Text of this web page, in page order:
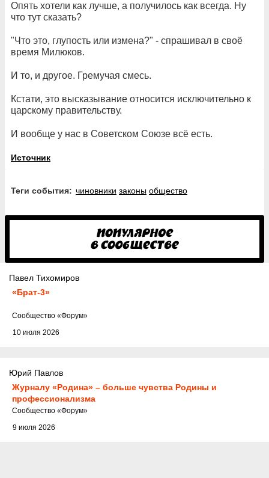
Опять хотели как лучше, а получилось как всегда. Ну
что тут сказать?
"Что это, глупость или измена?" - спрашивал в своё
время Милюков.
И то, и другое. Гремучая смесь.
Кстати, это высказывание относится исключительно к
царскому правительству.
И вообще у нас в Советском Союзе всё есть.
Источник
Теги события: чиновники законы общество
Павел Тихомиров
«Брат-3»
10 июля 2026
Cообщество «Форум»
Юрий Павлов
Журналу «Родина» – больше чувства Родины и
профессионализма
9 июля 2026
Cообщество «Форум»